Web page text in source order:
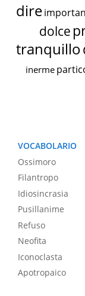
dire
dolce
tranquillo
inerme
VOCABOLARIO
Ossimoro
Filantropo
Idiosincrasia
Pusillanime
Refuso
Neofita
Iconoclasta
Apotropaico